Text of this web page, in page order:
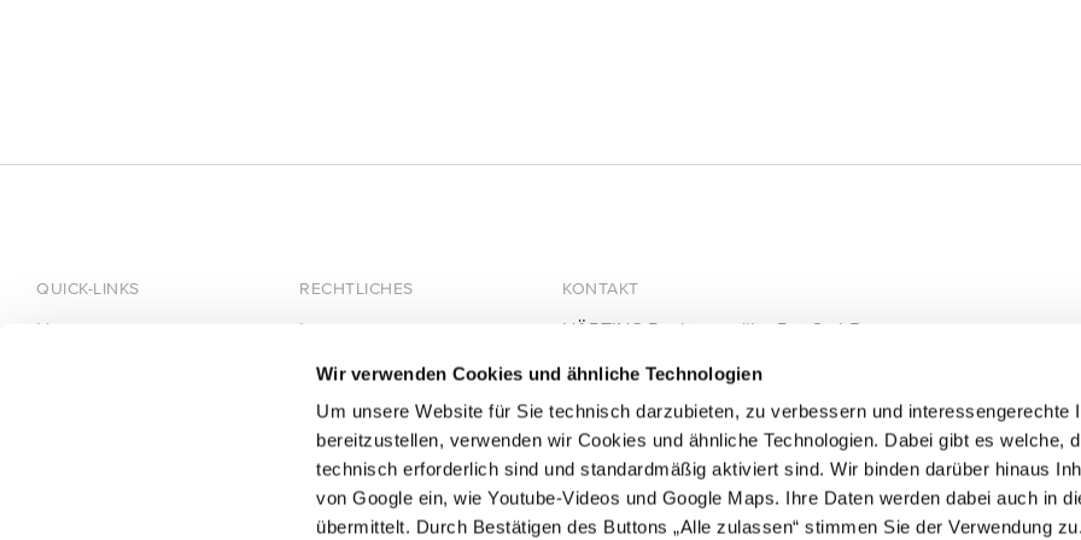
Wir verwenden Cookies und ähnliche Technologien
Um unsere Website für Sie technisch darzubieten, zu verbessern und interessengerechte
bereitzustellen, verwenden wir Cookies und ähnliche Technologien. Dabei gibt es welche,
technisch erforderlich sind und standardmäßig aktiviert sind. Wir binden darüber hinaus
von Google ein, wie Youtube-Videos und Google Maps. Ihre Daten werden dabei auch in
übermittelt. Durch Bestätigen des Buttons „Alle zulassen“ stimmen Sie der Verwendung
KONTAKT
HÄRTING Rechtsanwälte PartGmbB
10115 Berlin
+49 30 28305740
+49 30 28305744
mail@haerting.de
QUICK-LINKS
Home
RECHTLICHES
Impressum
Datenschutz